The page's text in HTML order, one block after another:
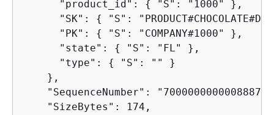
      "product_id":
{
"S": "1000" },
      "SK":
{
"S":
      "PK":
{
"S": "COMPANY#1000" },
      "state":
{
"S": "FL" },
      "type":
{
"S": "" }
    },
"SequenceNumber":
    "SizeBytes": 174,